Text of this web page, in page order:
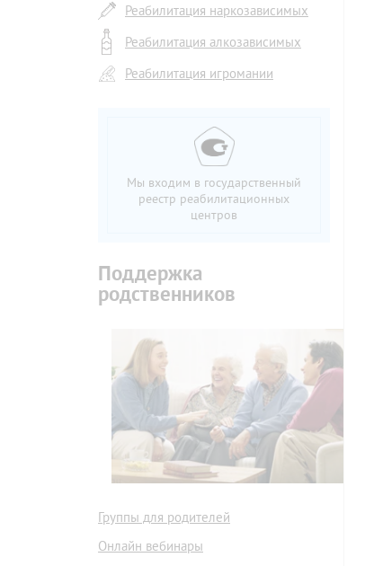
Реабилитация наркозависимых
Реабилитация алкозависимых
Реабилитация игромании
Мы входим в государственный
реестр реабилитационных
центров
Поддержка
родственников
Группы для родителей
Онлайн вебинары